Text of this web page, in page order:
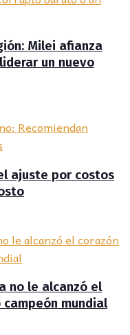
Milei afianza
un nuevo
ajuste por costos
no le alcanzó el
campeón mundial